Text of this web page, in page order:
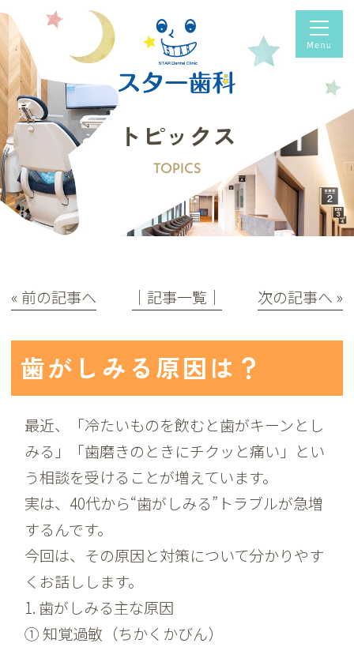
トピックス
TOPICS
« 前の記事へ │記事一覧│ 次の記事へ »
歯がしみる原因は？
最近、「冷たいものを飲むと歯がキーンとし
みる」「歯磨きのときにチクッと痛い」とい
う相談を受けることが増えています。
実は、40代から“歯がしみる”トラブルが急増
するんです。
今回は、その原因と対策について分かりやす
くお話しします。
1. 歯がしみる主な原因
① 知覚過敏（ちかくかびん）